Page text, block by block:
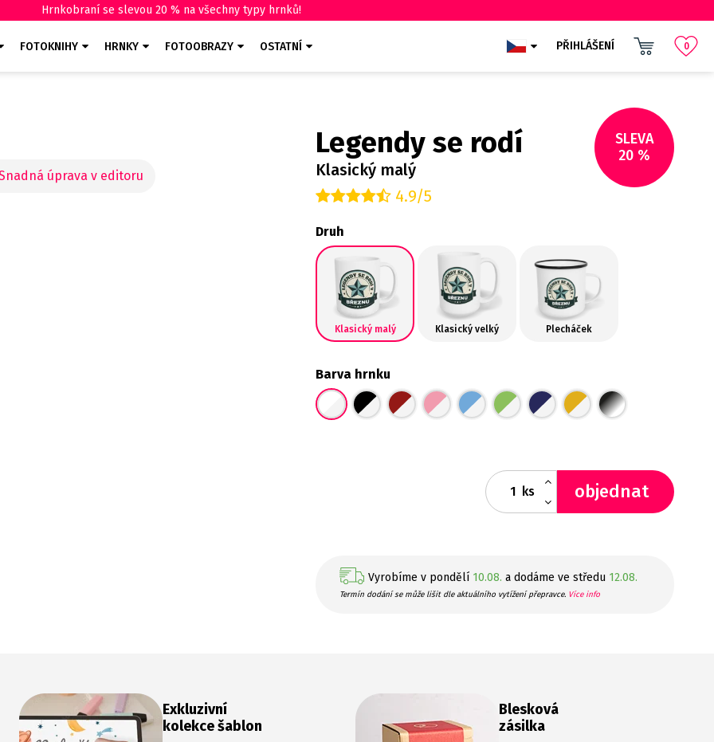
Hrnkobraní se slevou 20 % na všechny typy hrnků!
FOTOKNIHY HRNKY FOTOOBRAZY OSTATNÍ PŘIHLÁŠENÍ 0
SLEVA
20 %
Legendy se rodí
Klasický malý
4.9/5
Druh
Klasický malý Klasický velký Plecháček
Barva hrnku
ks objednat
Vyrobíme v pondělí 10.08. a dodáme ve středu 12.08.
Termín dodání se může lišit dle aktuálního vytížení přepravce. Více info
Exkluzivní
kolekce šablon
Blesková
zásilka